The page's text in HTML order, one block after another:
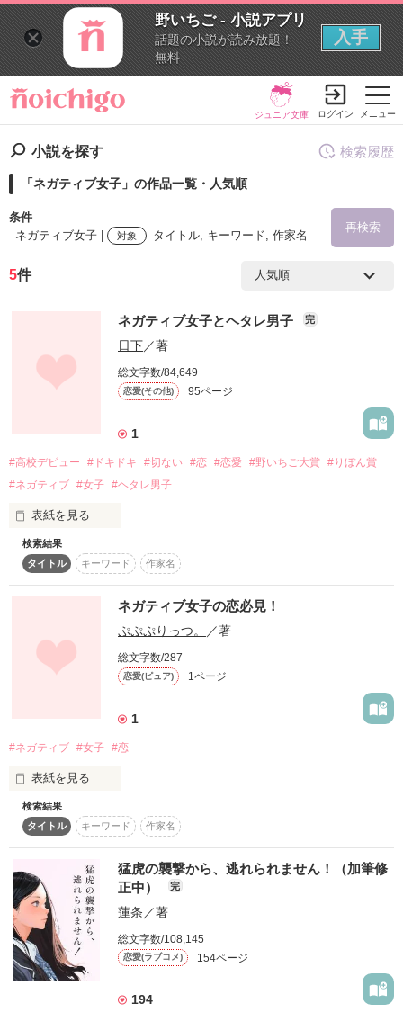
野いちご - 小説アプリ
話題の小説が読み放題！
無料
入手
メニュー
ジュニア文庫 ログイン
小説を探す
「ネガティブ女子」の作品一覧・人気順
条件
ネガティブ女子 |
対象 タイトル, キーワード, 作家名
再検索
検索ワード
タイトル キーワード
ジャンル
ステータス
コンテスト
復刻！夏の野いちごビギナーズ応援コンテスト～中・長編チ
ャレンジ！～
500文字の不気味なテスト、募集中。
200文字でゾッ！こわい短編コンテスト
この2人が最強‼ベストバディ短編コンテスト
スターツ出版小説投稿サイト合同企画「1話からの長編大
賞」野いちご！会場
動画あり
検索履歴
5件
ネガティブ女子とヘタレ男子 完
日下／著
総文字数/84,649
恋愛(その他) 95ページ
1
#高校デビュー #ドキドキ #切ない #恋 #恋愛 #野いちご大賞 #りぼん賞
#ネガティブ #女子 #ヘタレ男子
表紙を見る
気になる子を苛めてしまう。
好きな子には素直になれない。
そんな子供ならではの経験、皆さんも一度はしたことあるので
は無いでしょうか。
このお話は、そんな『気になる子を苛めちゃう見た目は地味だ
けど中身はただの一途なヘタレ系男子』×『ネガティブを拗ら
せ過ぎて変な方向へ行っちゃう真面目な見た目チャラい系女
中学で離れてしまった二人が、高校で全く予想もしなかった姿
で再会してしまう。
トラウマから人付き合いが不器用な女の子と、小学生の頃の過
ちを繰り返さない様に優しく接したいヘタレで女の子にベタ惚
れなうな男の子が繰り広げる、可愛らしくて切ない、高校生な
ー彼女達を取り巻く、少し変わったお友達sにもご注目下さ
い。ー
検索結果
タイトル
キーワード 作家名
ネガティブ女子の恋必見！
ぷぷぷりっつ。 ／著
総文字数/287
恋愛(ピュア) 1ページ
1
#ネガティブ #女子 #恋
表紙を見る
私の友達をもとにつくった作品です♥︎
ぜひぜひ読んでください☆
ネガティブ女子＋サッカー男子＝♥︎
検索結果
タイトル
キーワード 作家名
猛虎の襲撃から、逃れられません！（加筆修
正中）
完
蓮条 ／著
総文字数/108,145
恋愛(ラブコメ) 154ページ
194